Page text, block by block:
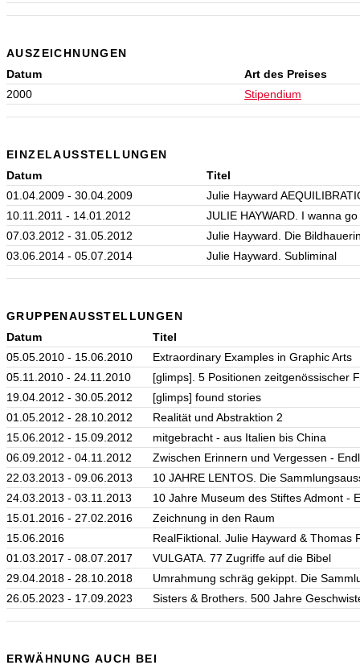
AUSZEICHNUNGEN
Datum
Art des Preises
2000
Stipendium
EINZELAUSSTELLUNGEN
Datum
Titel
01.04.2009 - 30.04.2009
Julie Hayward
10.11.2011 - 14.01.2012
JULIE HAYWARD. I wanna
07.03.2012 - 31.05.2012
Julie Hayward. Die
03.06.2014 - 05.07.2014
Julie Hayward. Subliminal
GRUPPENAUSSTELLUNGEN
Datum
Titel
05.05.2010 - 15.06.2010
Extraordinary Examples in Graphic Arts
05.11.2010 - 24.11.2010
[glimps]. 5 Positionen zeitgenössischer
19.04.2012 - 30.05.2012
[glimps] found stories
01.05.2012 - 28.10.2012
Realität und Abstraktion 2
15.06.2012 - 15.09.2012
mitgebracht - aus Italien bis China
06.09.2012 - 04.11.2012
Zwischen Erinnern und Vergessen -
22.03.2013 - 09.06.2013
10 JAHRE LENTOS. Die
24.03.2013 - 03.11.2013
10 Jahre Museum des Stiftes Admont -
15.01.2016 - 27.02.2016
Zeichnung in den Raum
15.06.2016
RealFiktional. Julie Hayward & Thomas
01.03.2017 - 08.07.2017
VULGATA. 77 Zugriffe auf die Bibel
29.04.2018 - 28.10.2018
Umrahmung schräg gekippt. Die
26.05.2023 - 17.09.2023
Sisters & Brothers. 500 Jahre
ERWÄHNUNG AUCH BEI